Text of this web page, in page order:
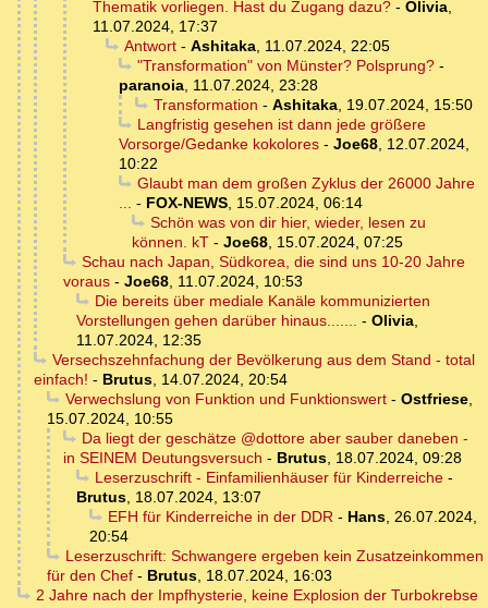
Thematik vorliegen. Hast du Zugang dazu? - Olivia,
11.07.2024, 17:37
Antwort- Ashitaka, 11.07.2024, 22:05
"Transformation" von Münster? Polsprung?-
paranoia, 11.07.2024, 23:28
Transformation - Ashitaka, 19.07.2024, 15:50
Langfristig gesehen ist dann jede größere
Vorsorge/Gedanke kokolores - Joe68, 12.07.2024,
10:22
Glaubt man dem großen Zyklus der 26000 Jahre
... - FOX-NEWS, 15.07.2024, 06:14
Schön was von dir hier, wieder, lesen zu
können. kT - Joe68, 15.07.2024, 07:25
Schau nach Japan, Südkorea, die sind uns 10-20 Jahre
voraus - Joe68, 11.07.2024, 10:53
Die bereits über mediale Kanäle kommunizierten
Vorstellungen gehen darüber hinaus....... - Olivia,
11.07.2024, 12:35
Versechszehnfachung der Bevölkerung aus dem Stand - total
einfach! - Brutus, 14.07.2024, 20:54
Verwechslung von Funktion und Funktionswert- Ostfriese,
15.07.2024, 10:55
Da liegt der geschätze @dottore aber sauber daneben -
in SEINEM Deutungsversuch - Brutus, 18.07.2024, 09:28
Leserzuschrift - Einfamilienhäuser für Kinderreiche-
Brutus, 18.07.2024, 13:07
EFH für Kinderreiche in der DDR- Hans, 26.07.2024,
20:54
Leserzuschrift: Schwangere ergeben kein Zusatzeinkommen
für den Chef - Brutus, 18.07.2024, 16:03
2 Jahre nach der Impfhysterie, keine Explosion der Turbokrebse